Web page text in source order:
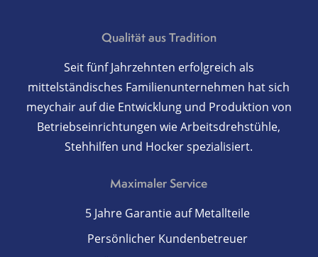
Qualität aus Tradition
Seit fünf Jahrzehnten erfolgreich als
mittelständisches Familienunternehmen hat sich
meychair auf die Entwicklung und Produktion von
Betriebseinrichtungen wie Arbeitsdrehstühle,
Stehhilfen und Hocker spezialisiert.
Maximaler Service
5 Jahre Garantie auf Metallteile
Persönlicher Kundenbetreuer